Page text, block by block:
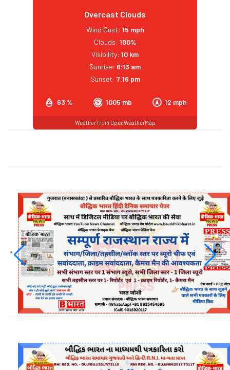
Overcast Clouds
63 % 1005 mb 12 mph
Wind Gust: 15 mph
Clouds: 100%
Visibility: 10 km
Sunrise: 6:13 am
Sunset: 7:16 pm
Weather from OpenWeatherMap